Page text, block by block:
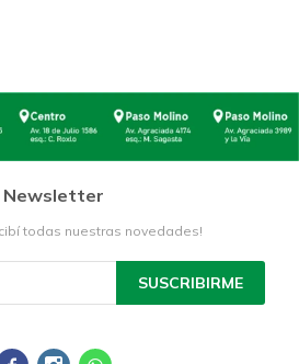
Newsletter
todas nuestras novedades!
SUSCRIBIRME